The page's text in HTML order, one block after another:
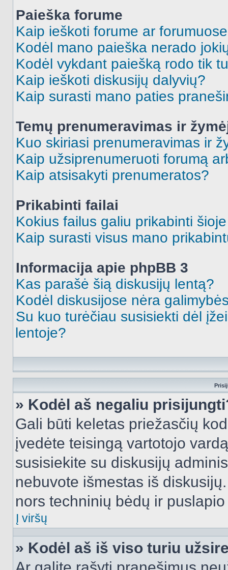
Paieška forume
Kaip ieškoti forume ar
Kodėl mano paieška nerado
Kodėl vykdant paiešką rodo tik
Kaip ieškoti diskusijų dalyvių?
Kaip surasti mano paties
Temų prenumeravimas ir
Kuo skiriasi prenumeravimas ir
Kaip užsiprenumeruoti forumą
Kaip atsisakyti prenumeratos?
Prikabinti failai
Kokius failus galiu prikabinti
Kaip surasti visus mano
Informacija apie phpBB 3
Kas parašė šią diskusijų lentą?
Kodėl diskusijose nėra
Su kuo turėčiau susisiekti dėl
lentoje?
» Kodėl aš negaliu
Gali būti keletas priežasčių
įvedėte teisingą vartotojo
susisiekite su diskusijų
nebuvote išmestas iš
nors techninių bėdų ir
Į viršų
» Kodėl aš iš viso turiu